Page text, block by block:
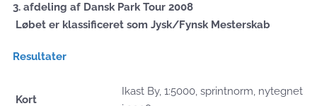
3. afdeling af Dansk Park Tour 2008
Løbet er klassificeret som Jysk/Fynsk Mesterskab
Resultater
Kort
Ikast By, 1:5000, sprintnorm, nytegnet